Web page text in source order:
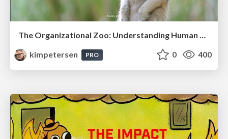
The Organizational Zoo: Understanding Human Behavior Agility Through Metaphoric Constructive Conversations (based on the works of Arthur Shelley, Ph.D)
kimpetersen
PRO 0 400